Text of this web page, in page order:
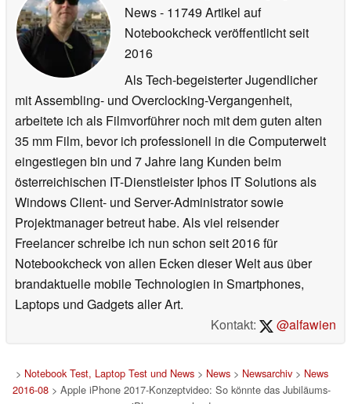
News- 11749 Artikel auf
Notebookcheck veröffentlichtseit
2016
Als Tech-begeisterter Jugendlicher
mit Assembling- und Overclocking-Vergangenheit,
arbeitete ich als Filmvorführer noch mit dem guten alten
35 mm Film, bevor ich professionell in die Computerwelt
eingestiegen bin und 7 Jahre lang Kunden beim
österreichischen IT-Dienstleister Iphos IT Solutions als
Windows Client- und Server-Administrator sowie
Projektmanager betreut habe. Als viel reisender
Freelancer schreibe ich nun schon seit 2016 für
Notebookcheck von allen Ecken dieser Welt aus über
brandaktuelle mobile Technologien in Smartphones,
Laptops und Gadgets aller Art.
Kontakt:
@alfawien
> Notebook Test, Laptop Test und News> News> Newsarchiv> News
2016-08 > Apple iPhone 2017-Konzeptvideo: So könnte das Jubiläums-